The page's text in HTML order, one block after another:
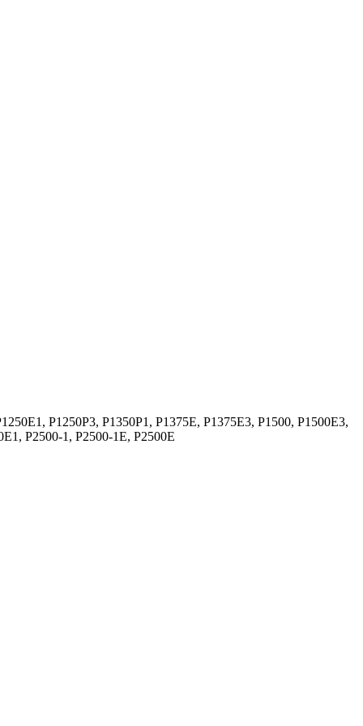
P1250P3, P1350P1, P1375E, P1375E3, P1500, P1500E3,
P2500-1, P2500-1E, P2500E